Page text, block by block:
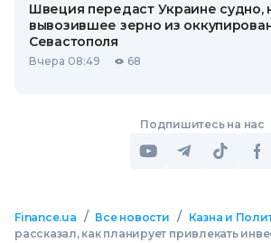
Швеция передаст Украине судно,
вывозившее зерно из
Севастополя
Вчера 08:49 68
Подпишитесь на нас
Finance.ua / Все новости / Казна и
рассказал, как планирует привлекать